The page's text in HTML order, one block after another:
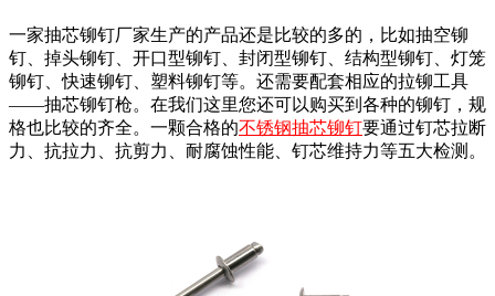
一家抽芯铆钉厂家生产的产品还是比较的多的，比如抽空铆
钉、掉头铆钉、开口型铆钉、封闭型铆钉、结构型铆钉、灯笼
铆钉、快速铆钉、塑料铆钉等。还需要配套相应的拉铆工具
——抽芯铆钉枪。在我们这里您还可以购买到各种的铆钉，规
格也比较的齐全。一颗合格的不锈钢抽芯铆钉要通过钉芯拉断
力、抗拉力、抗剪力、耐腐蚀性能、钉芯维持力等五大检测。